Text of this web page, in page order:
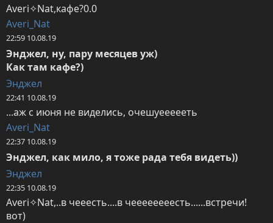
Averi✧Nat,кафе?0.0
Averi_Nat
22:59 10.08.19
Энджел, ну, пару месяцев уж)
Как там кафе?)
Энджел
22:41 10.08.19
...аж с июня не виделись, очешуеееееть
Averi_Nat
22:37 10.08.19
Энджел, как мило, я тоже рада тебя видеть))
Энджел
22:35 10.08.19
Averi✧Nat,..в чееесть....в чеееееееесть......встречи!
вот)